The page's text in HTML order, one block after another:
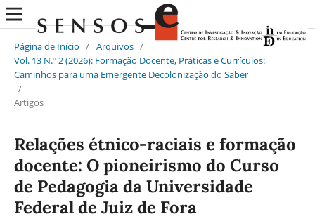
Página de Início / Arquivos /
Vol. 13 N.º 2 (2026): Formação Docente, Práticas e Currículos:
Caminhos para uma Emergente Decolonização do Saber
/
Artigos
Relações étnico-raciais e formação
docente: O pioneirismo do Curso
de Pedagogia da Universidade
Federal de Juiz de Fora